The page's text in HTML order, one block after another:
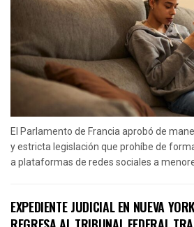
El Parlamento de Francia aprobó de
y estricta legislación que prohíbe de
a plataformas de redes sociales a
EXPEDIENTE JUDICIAL EN NUEVA